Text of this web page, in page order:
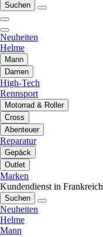
Suchen
Neuheiten
Helme
Mann
Damen
High-Tech
Rennsport
Motorrad & Roller
Cross
Abenteuer
Reparatur
Gepäck
Outlet
Marken
Kundendienst in Frankreich
Suchen
Neuheiten
Helme
Mann